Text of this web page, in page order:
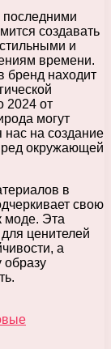
последними
создавать
и
времени.
бренд находит
2024 от
могут
нас на создание
окружающей
в
свою
моде. Эта
ценителей
а